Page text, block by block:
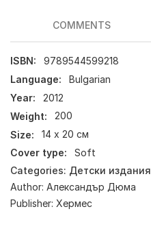
COMMENTS
ISBN:
9789544599218
Language:
Bulgarian
Year:
2012
Weight:
200
Size:
14 х 20 см
Cover type:
Soft
Categories: Детски издания
Author: Александър Дюма
Publisher: Хермес